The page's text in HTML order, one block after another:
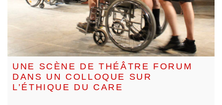
UNE SCÈNE DE THÉÂTRE FORUM
DANS UN COLLOQUE SUR
L’ÉTHIQUE DU CARE